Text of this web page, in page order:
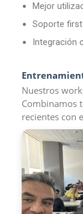
Mejor
Soporte
Integración
Nuestros
Combinamos
recientes con